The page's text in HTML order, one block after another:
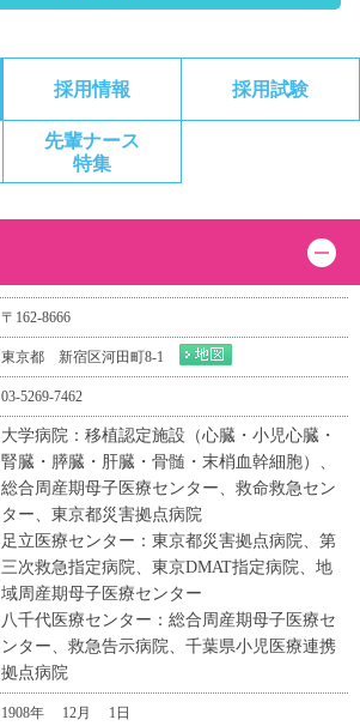
採用情報 採用試験
先輩ナース
特集
〒162-8666
東京都 新宿区河田町8-1
03-5269-7462
大学病院：移植認定施設（心臓・小児心臓・
腎臓・膵臓・肝臓・骨髄・末梢血幹細胞）、
総合周産期母子医療センター、救命救急セン
ター、東京都災害拠点病院
足立医療センター：東京都災害拠点病院、第
三次救急指定病院、東京DMAT指定病院、地
域周産期母子医療センター
八千代医療センター：総合周産期母子医療セ
ンター、救急告示病院、千葉県小児医療連携
拠点病院
1908年 12月 1日